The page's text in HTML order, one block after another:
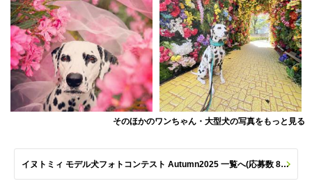
そのほかのワンちゃん・大型犬の写真をもっと見る
イヌトミィ モデル犬フォトコンテスト Autumn2025 一覧へ(応募数 801枚)